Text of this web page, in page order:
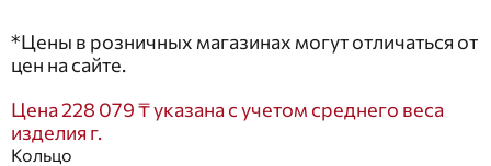
*Цены в розничных магазинах могут отличаться от
цен на сайте.
Цена 228 079 ₸ указана с учетом среднего веса
изделия г.
Кольцо